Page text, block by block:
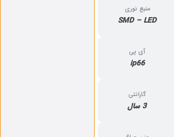
منبع نوری
SMD – LED
آی پی
ip66
گارانتی
3 سال